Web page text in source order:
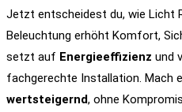
Jetzt entscheidest du, wie Licht
Beleuchtung erhöht Komfort,
setzt auf Energieeffizienz und
fachgerechte Installation. Mach
wertsteigernd, ohne